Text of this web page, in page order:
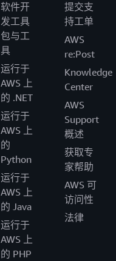
软件开
发工具
包与工
具
运行于
AWS 上
的 .NET
运行于
AWS 上
的
Python
运行于
AWS 上
的 Java
运行于
AWS 上
的 PHP
提交支
持工单
AWS
re:Post
Knowledge
Center
AWS
Support
概述
获取专
家帮助
AWS 可
访问性
法律